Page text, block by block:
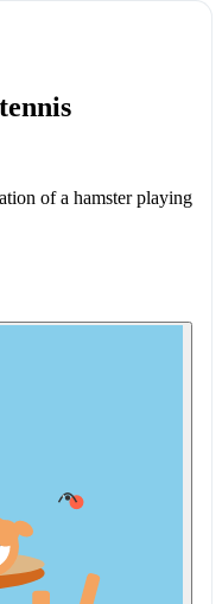
of a hamster playing